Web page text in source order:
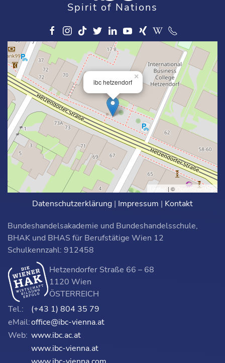
Spirit of Nations
ibc hetzendorf
×
Leaflet | © OpenStreetMap
Datenschutzerklärung | Impressum | Kontakt
Bundeshandelsakademie und Bundeshandelsschule,
BHAK und BHAS für Berufstätige Wien 12
Schulkennzahl: 912458
Hetzendorfer Straße 66 – 68
1120 Wien
ÖSTERREICH
Tel.:
(+43 1) 804 35 79
eMail:office@ibc-vienna.at
Web: www.ibc.ac.at
www.ibc-vienna.at